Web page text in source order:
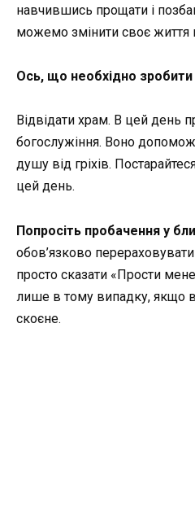
навчившись прощати і
можемо змінити своє життя
Ось, що необхідно
Відвідати храм. В цей день
богослужіння. Воно
душу від гріхів.
цей день.
Попросіть пробачення у
обов’язково
просто сказати «Прости
лише в тому випадку, якщо
скоєне.